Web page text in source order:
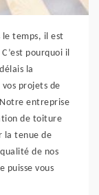
le temps, il est
pourquoi il
la
projets de
entreprise
de toiture
la tenue de
de nos
puisse vous